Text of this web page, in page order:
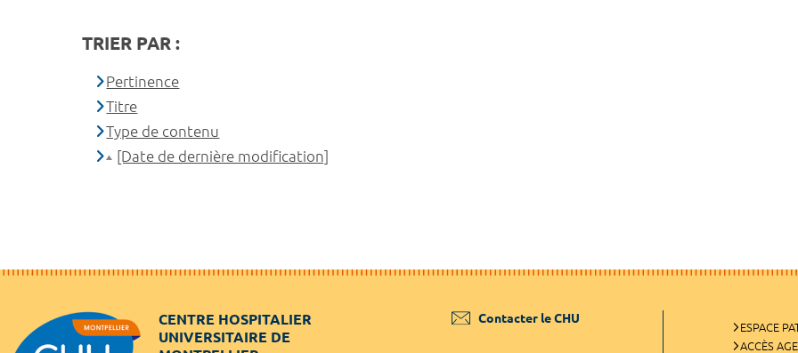
TRIER PAR :
Pertinence
Titre
Type de contenu
[Date de dernière modification]
CENTRE HOSPITALIER
UNIVERSITAIRE DE
Contacter le CHU
ESPACE
ACCÈS